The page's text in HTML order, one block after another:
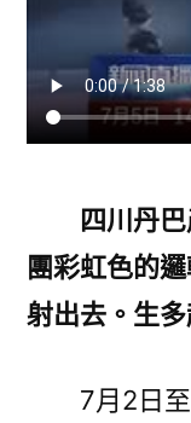
四川丹
團彩虹色的
射出去。生
7月2日